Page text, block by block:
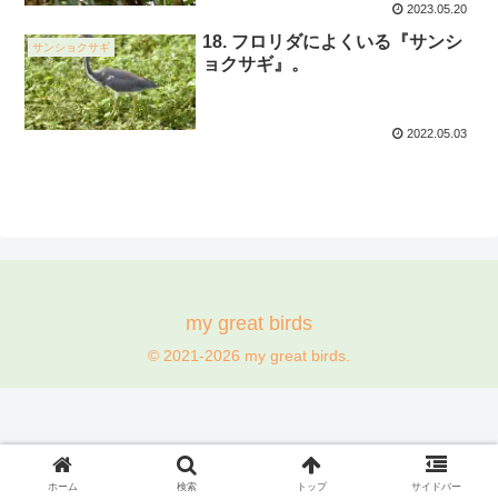
2023.05.20
サンショクサギ
18. フロリダによくいる『サンシ
ョクサギ』。
2022.05.03
my great birds
© 2021-2026 my great birds.
ホーム 検索 トップ サイドバー